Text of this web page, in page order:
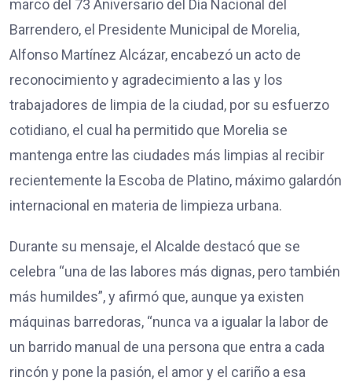
marco del 73 Aniversario del Día Nacional del
Barrendero, el Presidente Municipal de Morelia,
Alfonso Martínez Alcázar, encabezó un acto de
reconocimiento y agradecimiento a las y los
trabajadores de limpia de la ciudad, por su esfuerzo
cotidiano, el cual ha permitido que Morelia se
mantenga entre las ciudades más limpias al recibir
recientemente la Escoba de Platino, máximo galardón
internacional en materia de limpieza urbana.
Durante su mensaje, el Alcalde destacó que se
celebra “una de las labores más dignas, pero también
más humildes”, y afirmó que, aunque ya existen
máquinas barredoras, “nunca va a igualar la labor de
un barrido manual de una persona que entra a cada
rincón y pone la pasión, el amor y el cariño a esa